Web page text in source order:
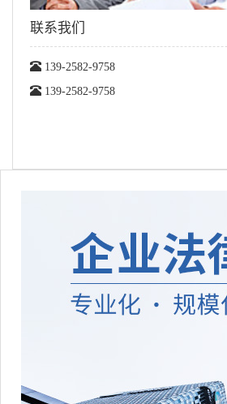
联系我们
139-2582-9758
139-2582-9758